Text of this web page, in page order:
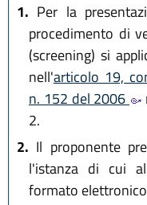
1. Per la
procedimento di
(screening) si
nell'articolo 19,
n. 152 del 2006
2.
2. Il proponente
l'istanza di cui
formato